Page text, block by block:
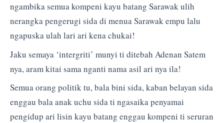
ngambika semua kompeni kayu batang Sarawak ulih
nerangka pengerugi sida di menua Sarawak empu lalu
ngapuska ulah lari ari kena chukai!
Jaku semaya ‘intergriti’ munyi ti ditebah Adenan Satem
nya, aram kitai sama nganti nama asil ari nya ila!
Semua orang politik tu, bala bini sida, kaban belayan sida
enggau bala anak uchu sida ti ngasaika penyamai
pengidup ari lisin kayu batang enggau kompeni ti seruran